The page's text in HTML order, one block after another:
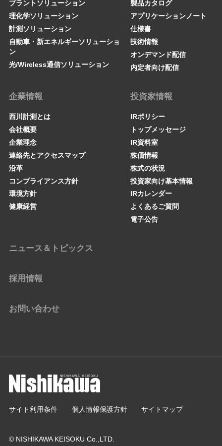
プラントソリューション
理化学ソリューション
計測ソリューション
自動車・新エネルギーソリューショ
ン
光/Wireless通信ソリューション
製品カタログ
アプリケーションノート
仕様書
技術情報
オンデマンド配信
内定者向け配信
企業情報
西川計測とは
会社概要
企業理念
連絡先とアクセスマップ
沿革
コンプライアンス方針
環境方針
健康経営
投資家情報
IRポリシー
トップメッセージ
IR資料室
株価情報
株式の状況
投資家向け基本情報
IRカレンダー
よくあるご質問
電子公告
ニュース＆トピックス
採用情報
お問い合わせ
© NISHIKAWA KEISOKU Co.,LTD.
サイト利用条件 個人情報保護方針 サイトマップ